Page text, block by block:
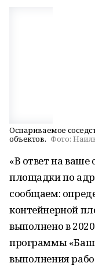
Оспариваемое
объектов. Фото:
«В ответ на ваше
площадки по
сообщаем:
контейнерной
выполнено в
программы
выполнения